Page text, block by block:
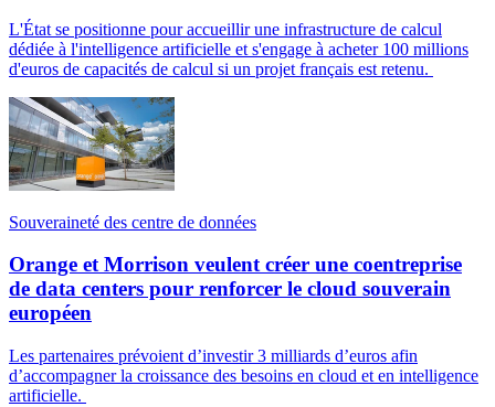
L'État se positionne pour accueillir une infrastructure de calcul
dédiée à l'intelligence artificielle et s'engage à acheter 100 millions
d'euros de capacités de calcul si un projet français est retenu.
Souveraineté des centre de données
Orange et Morrison veulent créer une coentreprise
de data centers pour renforcer le cloud souverain
européen
Les partenaires prévoient d’investir 3 milliards d’euros afin
d’accompagner la croissance des besoins en cloud et en intelligence
artificielle.